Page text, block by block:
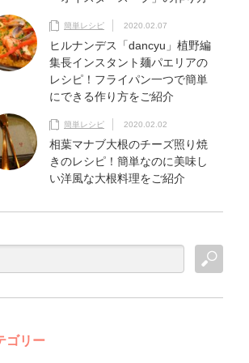
簡単レシピ 2020.02.07
ヒルナンデス「dancyu」植野編
集長インスタント麺パエリアの
レシピ！フライパン一つで簡単
にできる作り方をご紹介
簡単レシピ 2020.02.02
相葉マナブ大根のチーズ照り焼
きのレシピ！簡単なのに美味し
い洋風な大根料理をご紹介
ゴリー